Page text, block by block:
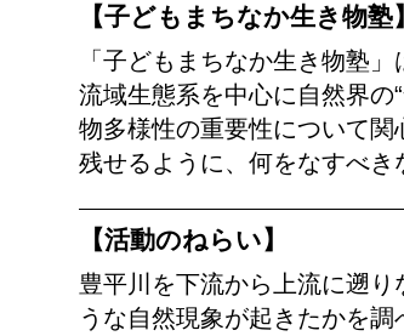
【子どもまちなか生き物塾】
「子どもまちなか生き物塾
流域生態系を中心に自然界の
物多様性の重要性について
残せるように、何をなすべき
【活動のねらい】
豊平川を下流から上流に遡
うな自然現象が起きたかを